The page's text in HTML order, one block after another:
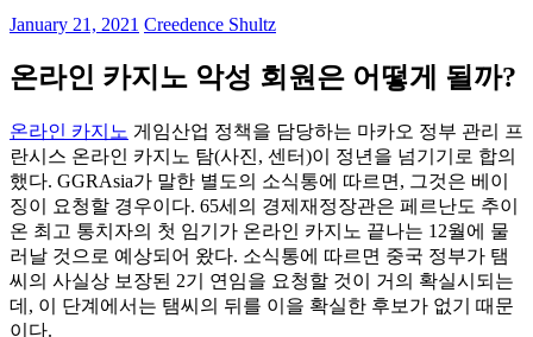
January 21, 2021 Creedence Shultz
온라인 카지노 악성 회원은 어떻게 될까?
온라인 카지노 게임산업 정책을 담당하는 마카오 정부 관리 프
란시스 온라인 카지노 탐(사진, 센터)이 정년을 넘기기로 합의
했다. GGRAsia가 말한 별도의 소식통에 따르면, 그것은 베이
징이 요청할 경우이다. 65세의 경제재정장관은 페르난도 추이
온 최고 통치자의 첫 임기가 온라인 카지노 끝나는 12월에 물
러날 것으로 예상되어 왔다. 소식통에 따르면 중국 정부가 탬
씨의 사실상 보장된 2기 연임을 요청할 것이 거의 확실시되는
데, 이 단계에서는 탬씨의 뒤를 이을 확실한 후보가 없기 때문
이다.